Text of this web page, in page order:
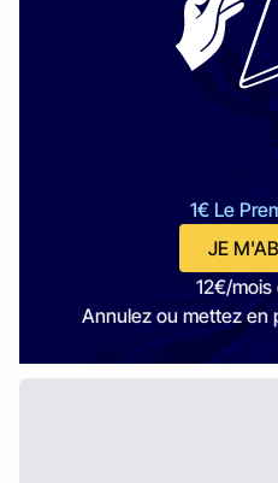
1€ Le
JE
12€/mois
Annulez ou mettez en